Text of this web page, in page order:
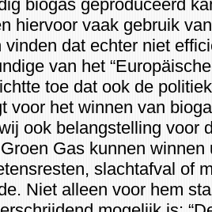
biogas geproduceerd
hiervoor vaak gebruik
dat echter niet
van het
toe dat ook de
voor het winnen van
ook belangstelling voor
Gas kunnen winnen
slachtafval of
Niet alleen voor hem